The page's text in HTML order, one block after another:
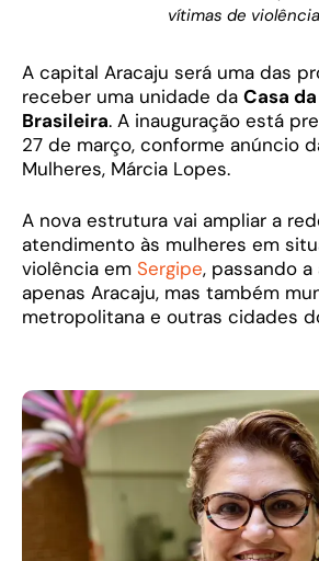
vítimas de
A capital Aracaju será uma das
receber uma unidade da Casa
Brasileira. A inauguração está
27 de março, conforme anúncio
Mulheres, Márcia Lopes.
A nova estrutura vai ampliar a
atendimento às mulheres em
violência em Sergipe, passando
apenas Aracaju, mas também
metropolitana e outras cidades